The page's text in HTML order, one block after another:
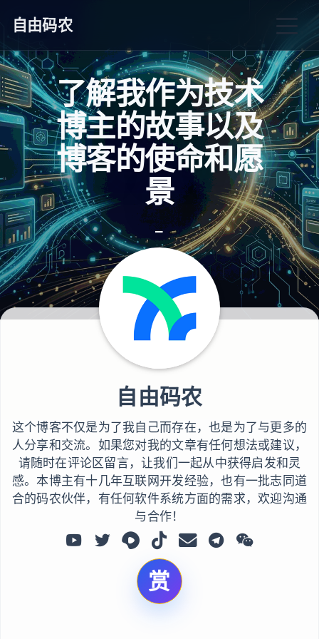
自由码农
了解我作为技术
博主的故事以及
博客的使命和愿
景
自由码农
这个博客不仅是为了我自己而存在，也是为了与更多的
人分享和交流。如果您对我的文章有任何想法或建议，
请随时在评论区留言，让我们一起从中获得启发和灵
感。本博主有十几年互联网开发经验，也有一批志同道
合的码农伙伴，有任何软件系统方面的需求，欢迎沟通
与合作！
赏